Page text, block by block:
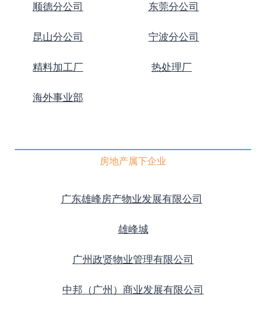
顺德分公司 东莞分公司
昆山分公司 宁波分公司
精料加工厂 热处理厂
海外事业部
房地产属下企业
广东雄峰房产物业发展有限公司
雄峰城
广州政贤物业管理有限公司
中邦（广州）商业发展有限公司